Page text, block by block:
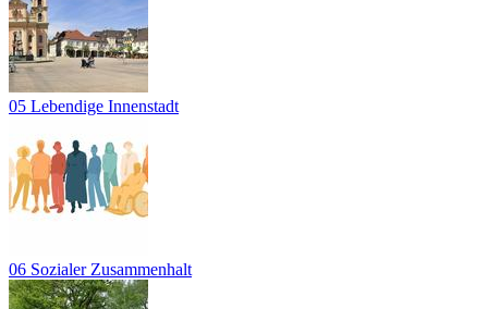
05 Lebendige Innenstadt
06 Sozialer Zusammenhalt